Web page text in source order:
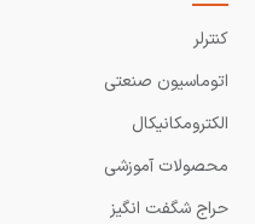
کنترلر
اتوماسیون صنعتی
الکترومکانیکال
محصولات آموزشی
حراج شگفت انگیز